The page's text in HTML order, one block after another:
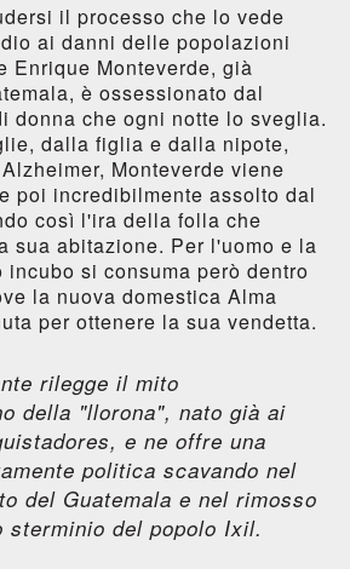
il processo che lo vede
ai danni delle popolazioni
Enrique Monteverde, già
è ossessionato dal
donna che ogni notte lo sveglia.
dalla figlia e dalla nipote,
Monteverde viene
poi incredibilmente assolto dal
così l'ira della folla che
sua abitazione. Per l'uomo e la
si consuma però dentro
la nuova domestica Alma
per ottenere la sua vendetta.
rilegge il mito
della "llorona", nato già ai
e ne offre una
politica scavando nel
del Guatemala e nel rimosso
del popolo Ixil.